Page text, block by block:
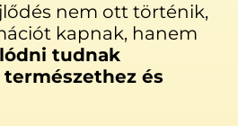
nem ott történik,
kapnak, hanem
tudnak
és